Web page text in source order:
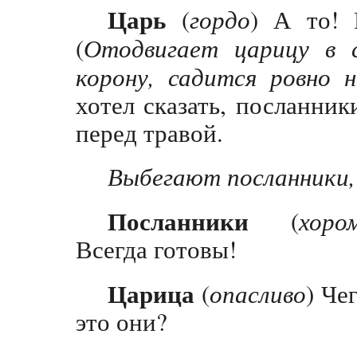
Царь (гордо) А то!
(Отодвигает царицу в
корону, садится ровно
хотел сказать,
перед травой.
Выбегают
Посланники (
Всегда готовы!
Царица (опасливо)
это они?